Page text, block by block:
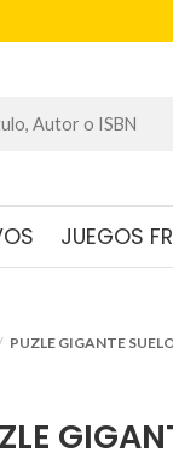
JUEGOS
PUZLE GIGANTE